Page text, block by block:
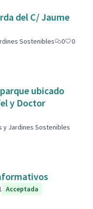
del C/ Jaume
Sostenibles 0
0
ubicado
y Doctor
y Jardines Sostenibles
Acceptada